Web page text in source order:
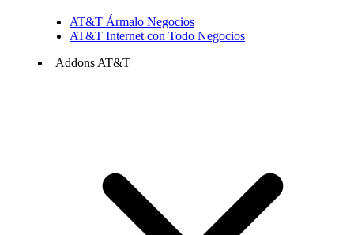
AT&T Ármalo Negocios
AT&T Internet con Todo Negocios
Addons AT&T